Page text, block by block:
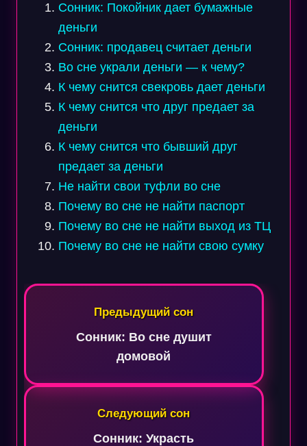
Сонник: Покойник дает бумажные
деньги
Сонник: продавец считает деньги
Во сне украли деньги — к чему?
К чему снится свекровь дает деньги
К чему снится что друг предает за
деньги
К чему снится что бывший друг
предает за деньги
Не найти свои туфли во сне
Почему во сне не найти паспорт
Почему во сне не найти выход из ТЦ
Почему во сне не найти свою сумку
Навигация
записям
Предыдущий сон
Сонник: Во сне душит
домовой
Следующий сон
Сонник: Украсть